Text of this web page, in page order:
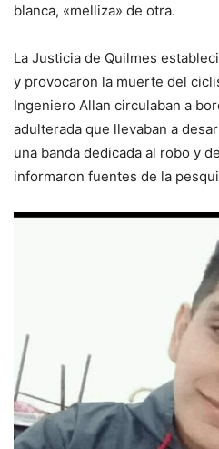
blanca, «melliza» de otra.
La Justicia de Quilmes
y provocaron la muerte del
Ingeniero Allan circulaban a
adulterada que llevaban a
una banda dedicada al robo y
informaron fuentes de la